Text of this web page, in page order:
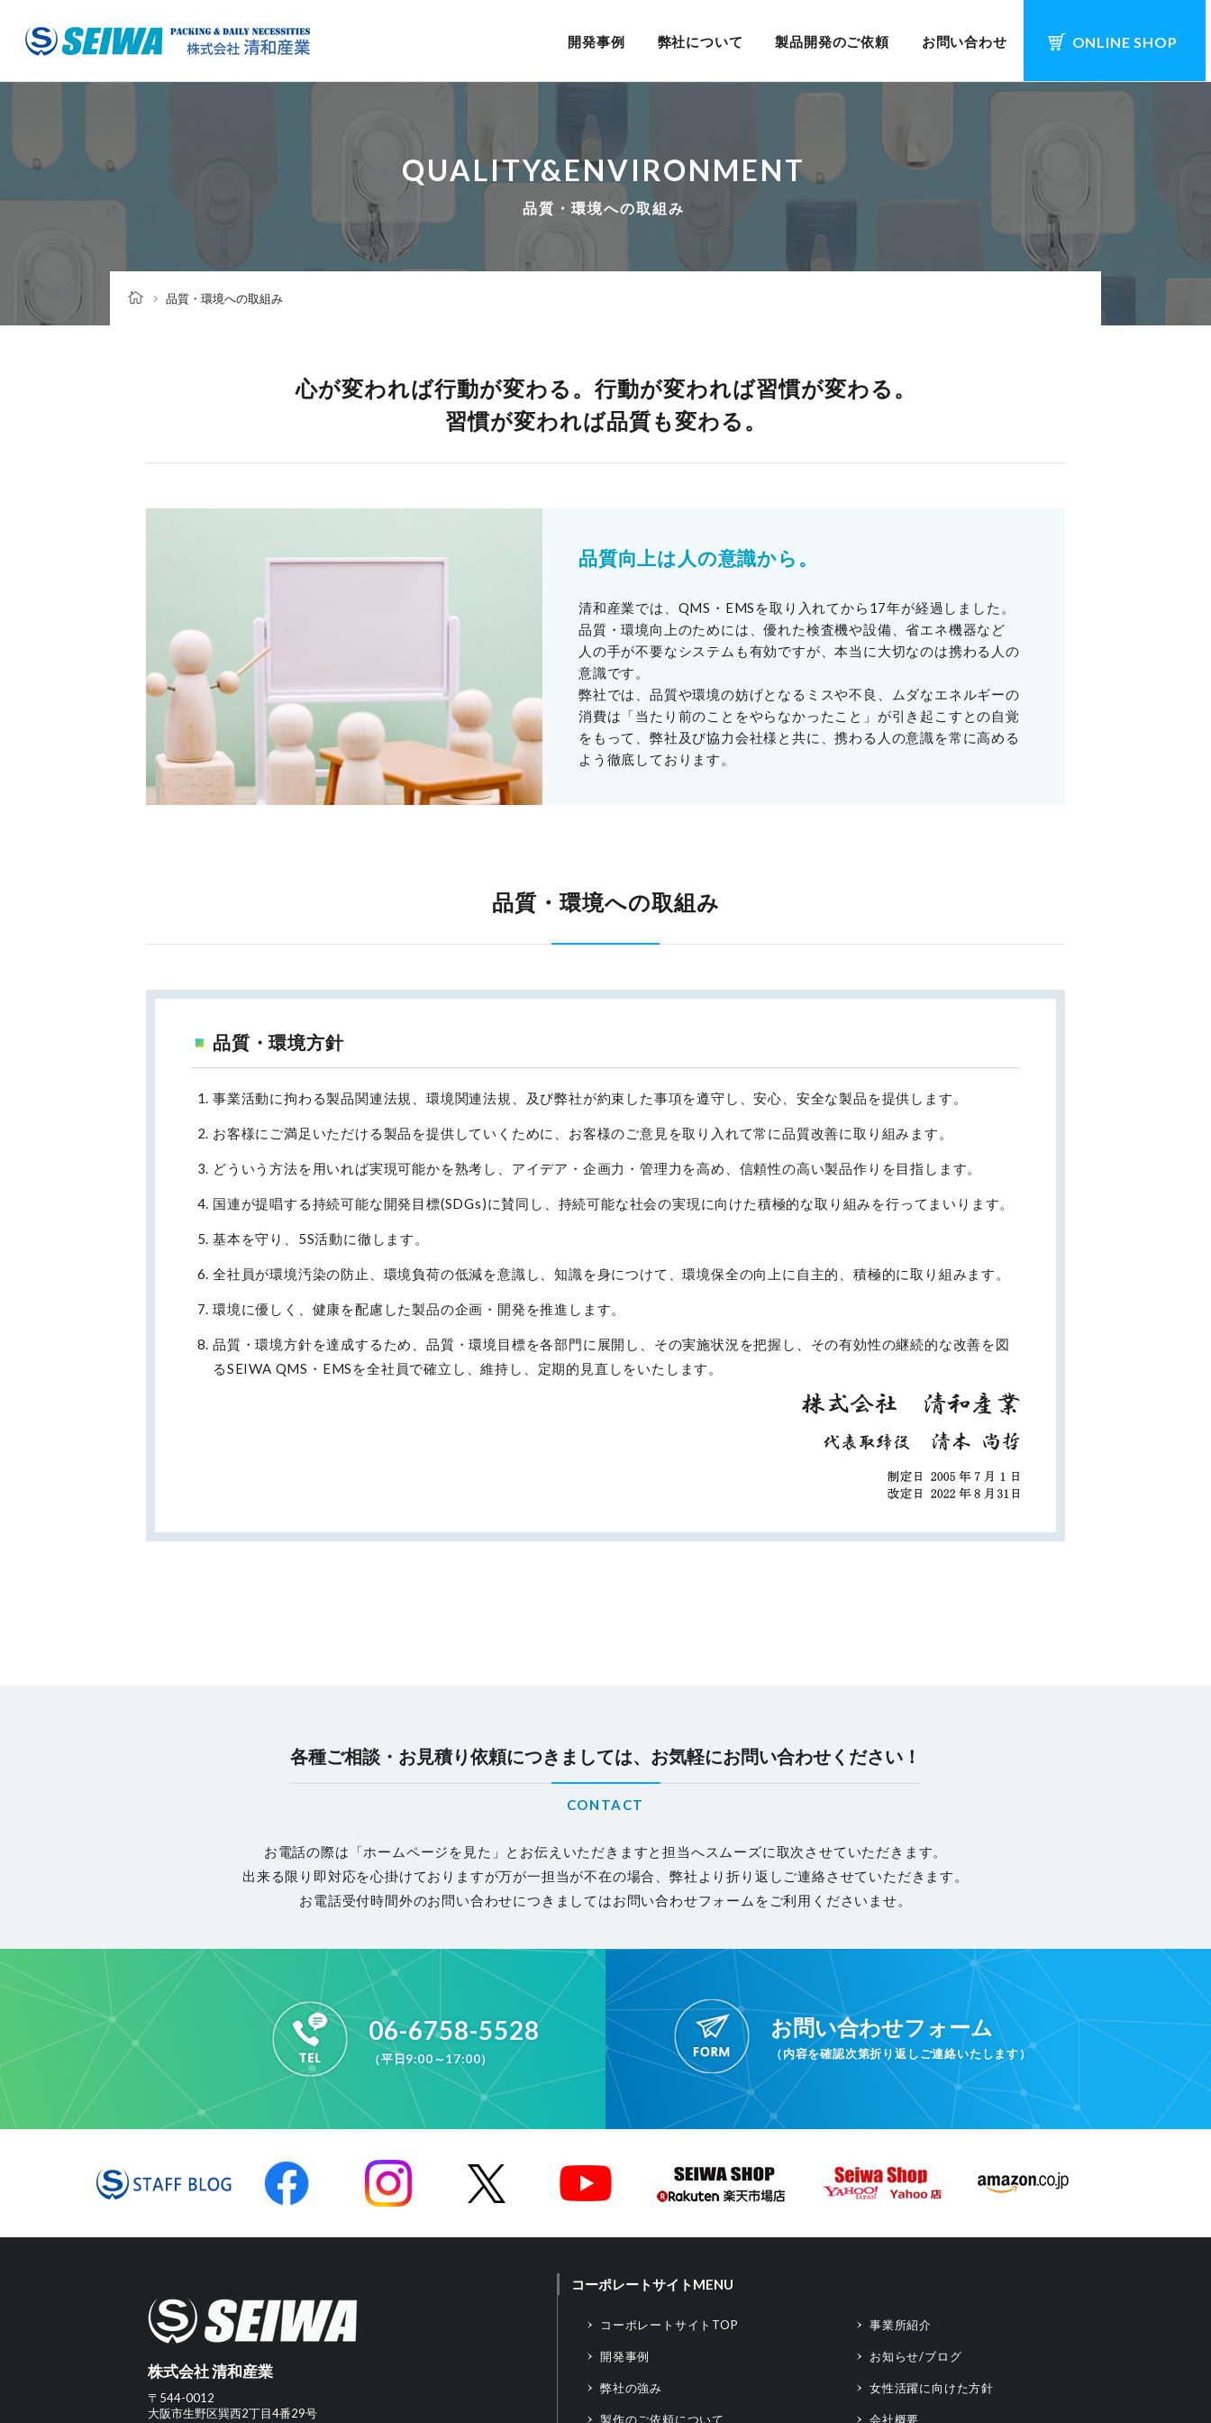
開発事例 弊社について 製品開発のご依頼 お問い合わせ ONLINE SHOP
QUALITY&ENVIRONMENT
品質・環境への取組み
品質・環境への取組み
心が変われば行動が変わる。行動が変われば習慣が変わる。
習慣が変われば品質も変わる。
品質向上は人の意識から。
清和産業では、QMS・EMSを取り入れてから17年が経過しました。
品質・環境向上のためには、優れた検査機や設備、省エネ機器など
人の手が不要なシステムも有効ですが、本当に大切なのは携わる人の
意識です。
弊社では、品質や環境の妨げとなるミスや不良、ムダなエネルギーの
消費は「当たり前のことをやらなかったこと」が引き起こすとの自覚
をもって、弊社及び協力会社様と共に、携わる人の意識を常に高める
よう徹底しております。
品質・環境への取組み
品質・環境方針
事業活動に拘わる製品関連法規、環境関連法規、及び弊社が約束した事項を遵守し、安心、安全な製品を提供します。
お客様にご満足いただける製品を提供していくために、お客様のご意見を取り入れて常に品質改善に取り組みます。
どういう方法を用いれば実現可能かを熟考し、アイデア・企画力・管理力を高め、信頼性の高い製品作りを目指します。
国連が提唱する持続可能な開発目標(SDGs)に賛同し、持続可能な社会の実現に向けた積極的な取り組みを行ってまいります。
基本を守り、5S活動に徹します。
全社員が環境汚染の防止、環境負荷の低減を意識し、知識を身につけて、環境保全の向上に自主的、積極的に取り組みます。
環境に優しく、健康を配慮した製品の企画・開発を推進します。
品質・環境方針を達成するため、品質・環境目標を各部門に展開し、その実施状況を把握し、その有効性の継続的な改善を図
るSEIWA QMS ・ EMS を全社員で確立し、維持し、定期的見直しをいたします。
各種ご相談・お見積り依頼につきましては、お気軽にお問い合わせください！
CONTACT
お電話の際は「ホームページを見た」とお伝えいただきますと担当へスムーズに取次させていただきます。
出来る限り即対応を心掛けておりますが万が一担当が不在の場合、弊社より折り返しご連絡させていただきます。
お電話受付時間外のお問い合わせにつきましてはお問い合わせフォームをご利用くださいませ。
06-6758-5528
（平日9:00～17:00）
お問い合わせフォーム
（内容を確認次第折り返しご連絡いたします）
株式会社 清和産業
〒544-0012
大阪市生野区巽西2丁目4番29号
コーポレートサイトMENU
コーポレートサイトTOP
開発事例
弊社の強み
製作のご依頼について
事業所紹介
お知らせ/ブログ
女性活躍に向けた方針
会社概要